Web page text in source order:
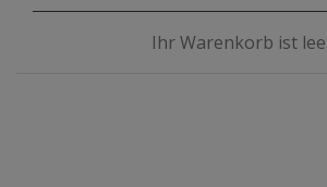
Ihr Warenkorb ist